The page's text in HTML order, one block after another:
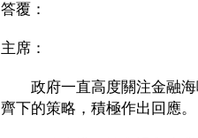
答覆：
主席：
政府一直高度關注金融海
齊下的策略，積極作出回應。